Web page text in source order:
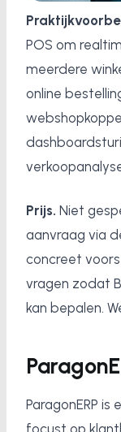
POS om
meerdere
online
Prijs. Niet
aanvraag via
concreet
vragen zodat
kan bepalen.
ParagonERP
focust op